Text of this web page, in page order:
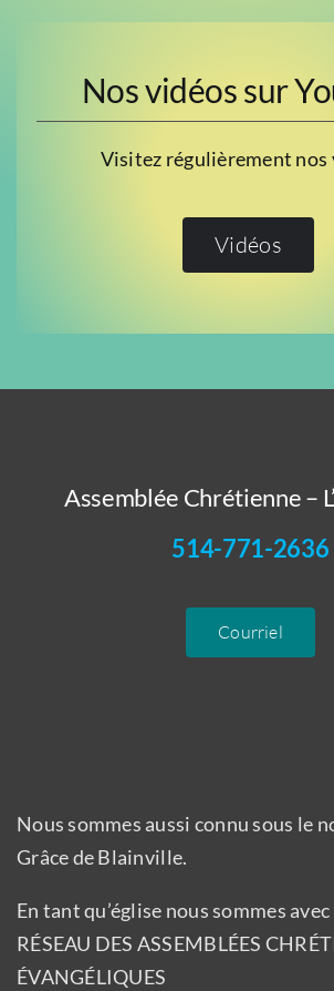
Nos vidéos sur
Visitez régulièrement nos
Vidéos
Assemblée Chrétienne –
514-771-2636
Courriel
Nous sommes aussi connu sous le
Grâce de Blainville.
En tant qu’église nous sommes
RÉSEAU DES ASSEMBLÉES
ÉVANGÉLIQUES